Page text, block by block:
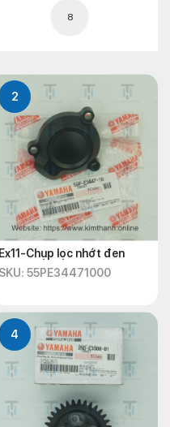
8
2
Ex11-Chụp lọc nhớt đen
SKU: 55PE34471000
4